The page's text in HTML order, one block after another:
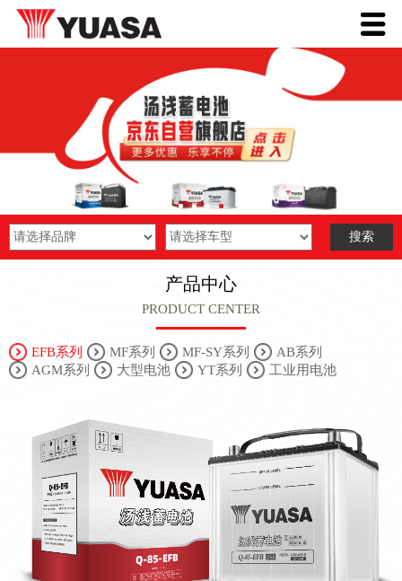
产品中心
PRODUCT CENTER
EFB系列 MF系列 MF-SY系列
AB系列
AGM系列
大型电池 YT系列 工业用电池